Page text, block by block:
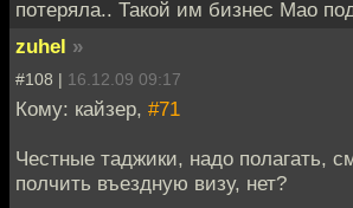
потеряла.. Такой им бизнес Мао
zuhel »
#108 | 16.12.09 09:17
Кому: кайзер, #71
Честные таджики, надо полагать,
полчить въездную визу, нет?